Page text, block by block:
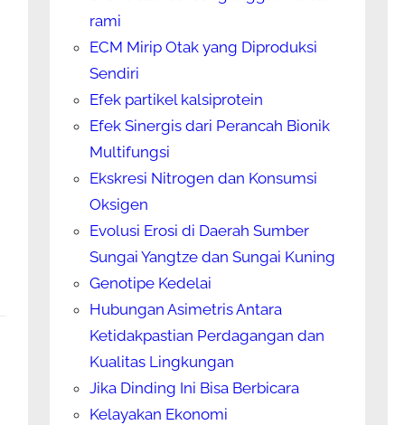
rami
ECM Mirip Otak yang Diproduksi
Sendiri
Efek partikel kalsiprotein
Efek Sinergis dari Perancah Bionik
Multifungsi
Ekskresi Nitrogen dan Konsumsi
Oksigen
Evolusi Erosi di Daerah Sumber
Sungai Yangtze dan Sungai Kuning
Genotipe Kedelai
Hubungan Asimetris Antara
Ketidakpastian Perdagangan dan
Kualitas Lingkungan
Jika Dinding Ini Bisa Berbicara
Kelayakan Ekonomi